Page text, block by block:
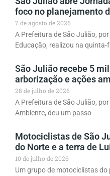
foco no planejamento
7 de agosto de 2026
A Prefeitura de São Julião,
Educação, realizou na quinta-
São Julião recebe 5
arborização e ações
28 de julho de 2026
A Prefeitura de São Julião,
Ambiente, deu um passo
Motociclistas de São
do Norte e a terra de
10 de julho de 2026
Um grupo de motociclistas